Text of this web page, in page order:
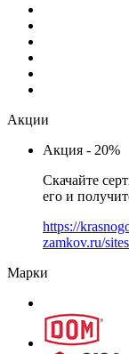
Акции
Акция - 20%
Скачайте
его и
https://
zamkov.ru/
Марки